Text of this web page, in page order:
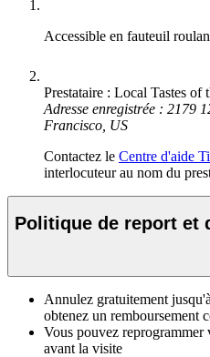
Accessible en fauteuil
Prestataire : Local Tastes of
Adresse enregistrée : 2179
Francisco, US
Contactez le Centre d'aide
interlocuteur au nom du
Politique de report et
Annulez gratuitement
obtenez un remboursement
Vous pouvez
avant la visite